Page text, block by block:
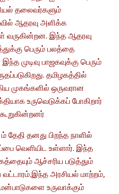
தலைவர்களும்
ஆதரவு அளிக்க
இந்த ஆதரவு
பெரும் பலத்தை
பாஜகவுக்கு பெரும்
தமிழகத்தில்
முகங்களில் ஒருவரான
உருவெடுக்கப் போகிறார்
தனது பிறந்த நாளில்
வெளியிட உள்ளார். இந்த
ஆச்சரிய படுத்தும்
அரசியல் மாற்றம்,
உருவாக்கும்